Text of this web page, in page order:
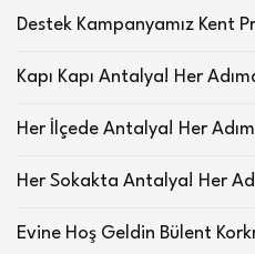
Destek Kampanyamız Kent
Kapı Kapı Antalya! Her
Her İlçede Antalya! Her
Her Sokakta Antalya! Her
Evine Hoş Geldin Bülent